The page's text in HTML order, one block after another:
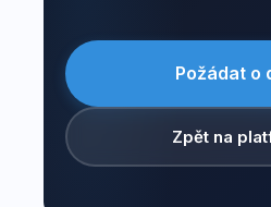
Požádat o
Zpět na